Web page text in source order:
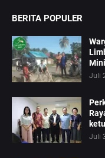
BERITA POPULER
Juli
Juli